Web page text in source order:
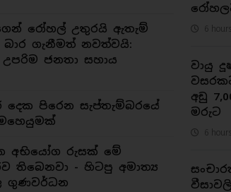
රෝහල් උතුරයි ඇතැම්
ගැනීමත් නවත්වයි:
ජනතා සහාය
පිරෙන සැප්තැම්බරයේ
අභියෝග රුසක් මේ
තිබෙනවා - හිටපු අමාත්‍ය
ගුණවර්ධන
6
වායු
අඩු
මරුට
6